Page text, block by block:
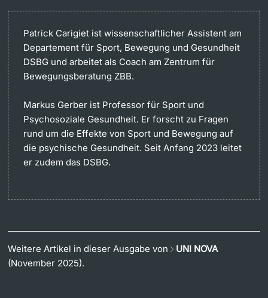
Patrick Carigiet ist wissenschaftlicher Assistent am
Departement für Sport, Bewegung und Gesundheit
DSBG und arbeitet als Coach am Zentrum für
Bewegungsberatung ZBB.
Markus Gerber ist Professor für Sport und
Psychosoziale Gesundheit. Er forscht zu Fragen
rund um die Effekte von Sport und Bewegung auf
die psychische Gesundheit. Seit Anfang 2023 leitet
er zudem das DSBG.
Weitere Artikel in dieser Ausgabe von UNI NOVA
(November 2025).